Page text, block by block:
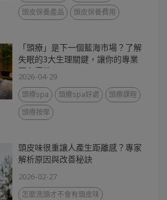
頭皮保養產品
頭皮保養費用
「頭療」是下一個藍海市場？了解
失眠的3大生理關鍵，讓你的專業
更有價值
2026-04-29
頭療spa 頭療spa好處
頭療課程
頭療按摩
頭皮味很重讓人產生距離感？專家
解析原因與改善秘訣
2026-02-27
怎麼洗頭才不會有頭皮味